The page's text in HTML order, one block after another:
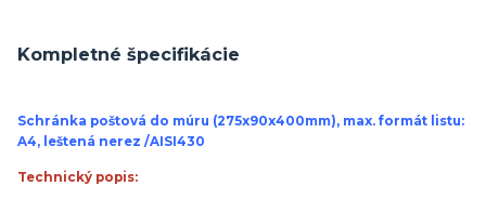
Kompletné špecifikácie
Schránka poštová do múru (275x90x400mm), max. formát listu:
A4, leštená nerez /AISI430
Technický popis: